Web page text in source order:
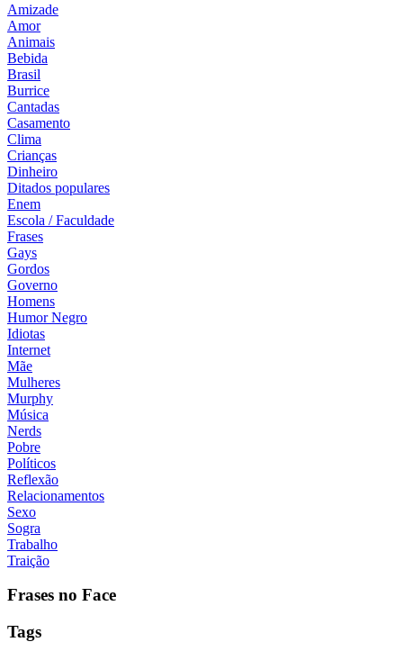
Amizade
Amor
Animais
Bebida
Brasil
Burrice
Cantadas
Casamento
Clima
Crianças
Dinheiro
Ditados populares
Enem
Escola / Faculdade
Frases
Gays
Gordos
Governo
Homens
Humor Negro
Idiotas
Internet
Mãe
Mulheres
Murphy
Música
Nerds
Pobre
Políticos
Reflexão
Relacionamentos
Sexo
Sogra
Trabalho
Traição
Frases no Face
Tags